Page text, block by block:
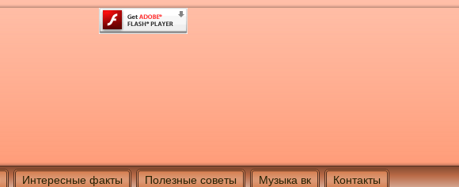
Интересные факты Полезные советы Музыка вк Контакты